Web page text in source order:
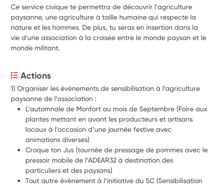
Ce service civique te permettra de découvrir l'agriculture
paysanne, une agriculture à taille humaine qui respecte la
nature et les hommes. De plus, tu seras en insertion dans la
vie d'une association à la croisée entre le monde paysan et le
monde militant.
Actions
1) Organiser les évènements de sensibilisation à l’agriculture
paysanne de l’association :
L’automnale de Monfort au mois de Septembre (Foire aux
plantes mettant en avant les producteurs et artisans
locaux à l’occasion d’une journée festive avec
animations diverses)
Croque ton Jus (tournée de pressage de pommes avec le
pressoir mobile de l’ADEAR32 à destination des
Tout autre évènement à l’initiative du SC (Sensibilisation